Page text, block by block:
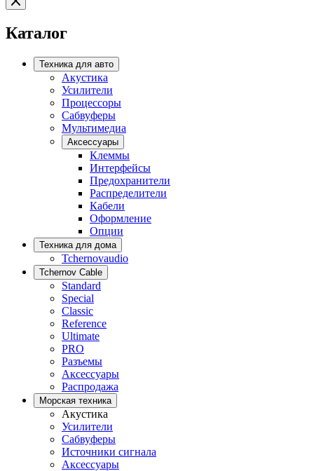
Каталог
Техника для авто
Акустика
Усилители
Процессоры
Сабвуферы
Мультимедиа
Аксессуары
Клеммы
Интерфейсы
Предохранители
Распределители
Кабели
Оформление
Опции
Техника для дома
Tchernovaudio
Tchernov Cable
Standard
Special
Classic
Reference
Ultimate
PRO
Разъемы
Аксессуары
Распродажа
Морская техника
Акустика
Усилители
Сабвуферы
Источники сигнала
Аксессуары